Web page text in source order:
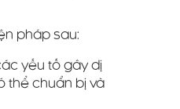
pháp sau:
yếu tố gây dị
thể chuẩn bị và